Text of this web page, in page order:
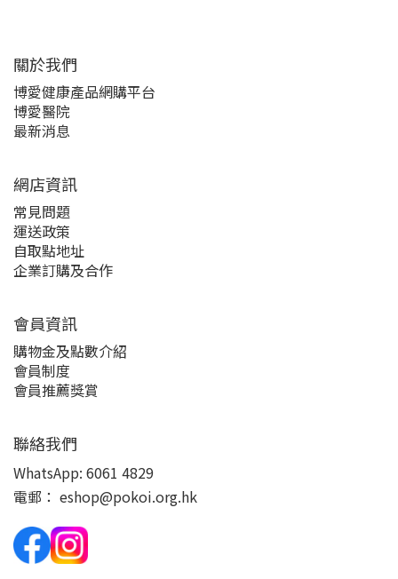
關於我們‎
博愛健康產品網購平台
博愛醫院
最新消息
網店資訊
常見問題
運送政策
自取點地址
企業訂購及合作
會員資訊
購物金及點數介紹
會員制度
會員推薦獎賞
聯絡我們
WhatsApp: 6061 4829
電郵： eshop@pokoi.org.hk